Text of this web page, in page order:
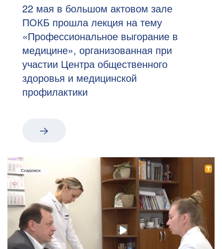
22 мая в большом актовом зале
ПОКБ прошла лекция на тему
«Профессиональное выгорание в
медицине», организованная при
участии Центра общественного
здоровья и медицинской
профилактики